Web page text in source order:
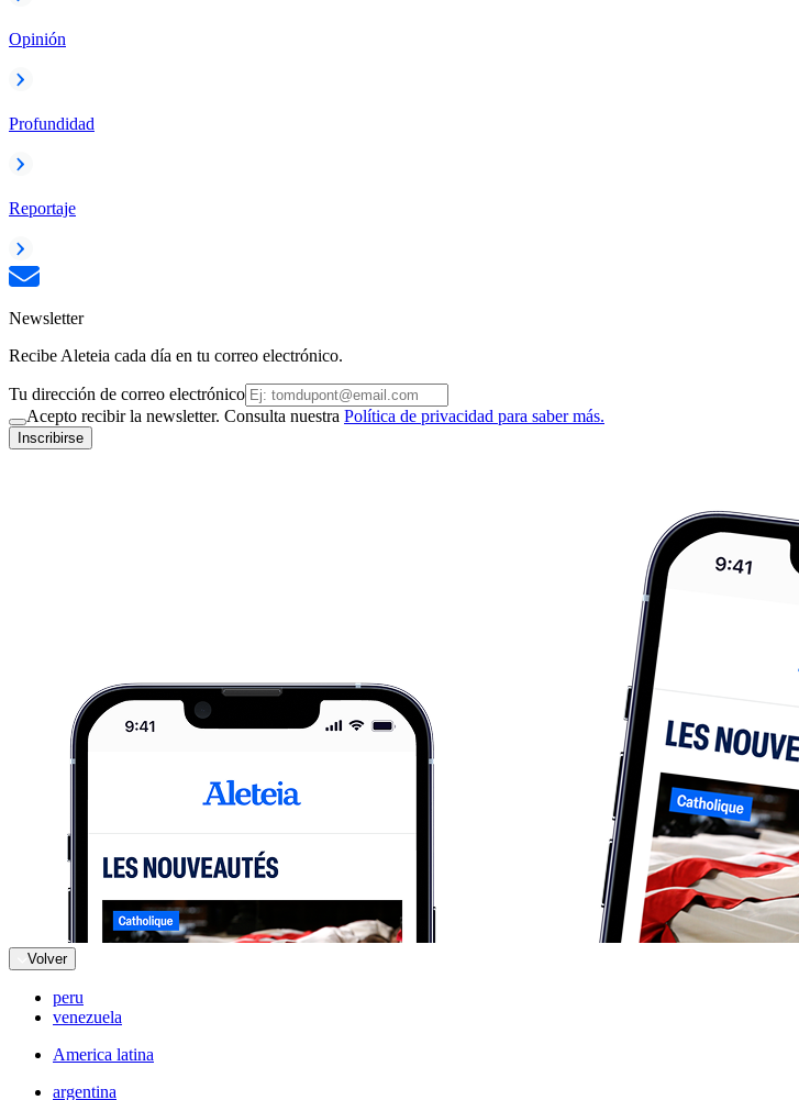
Opinión
Profundidad
Reportaje
Newsletter
Recibe Aleteia cada día en tu correo electrónico.
Tu dirección de correo electrónico
Acepto recibir la newsletter. Consulta nuestra Política de privacidad para saber más.
Inscribirse
Volver
peru
venezuela
America latina
argentina